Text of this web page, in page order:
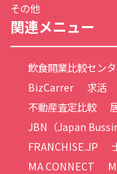
その他
関連メニュー
飲食開業比較セン
BizCarrer
求活
不動産査定比較
JBN（Japan
FRANCHISE.JP
MA CONNECT